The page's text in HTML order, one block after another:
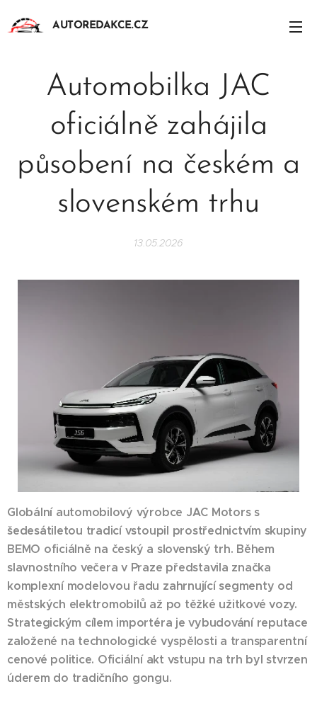
AUTOREDAKCE.CZ
Automobilka JAC
oficiálně zahájila
působení na českém a
slovenském trhu
13.05.2026
Globální automobilový výrobce JAC Motors s
šedesátiletou tradicí vstoupil prostřednictvím skupiny
BEMO oficiálně na český a slovenský trh. Během
slavnostního večera v Praze představila značka
komplexní modelovou řadu zahrnující segmenty od
městských elektromobilů až po těžké užitkové vozy.
Strategickým cílem importéra je vybudování reputace
založené na technologické vyspělosti a transparentní
cenové politice. Oficiální akt vstupu na trh byl stvrzen
úderem do tradičního gongu.